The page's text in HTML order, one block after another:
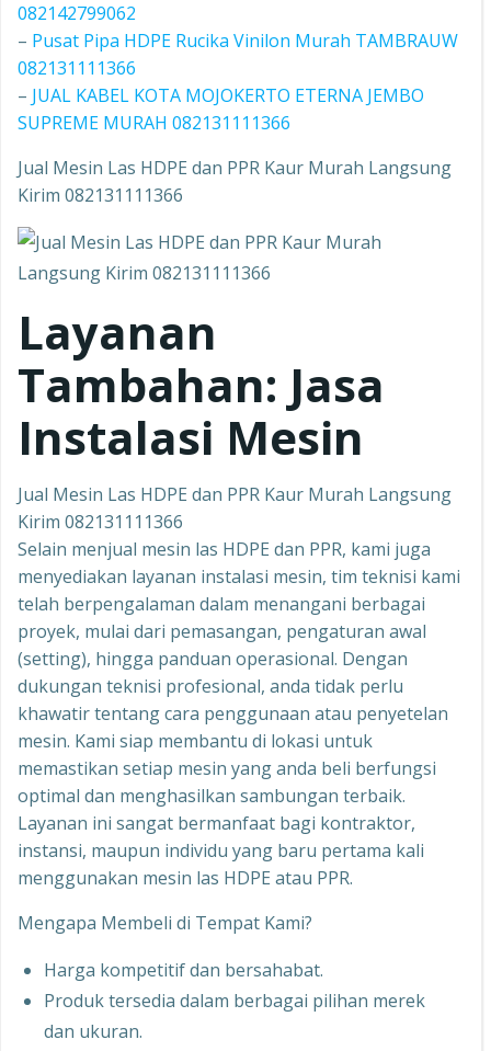
082142799062
– Pusat Pipa HDPE Rucika Vinilon Murah TAMBRAUW
082131111366
– JUAL KABEL KOTA MOJOKERTO ETERNA JEMBO
SUPREME MURAH 082131111366
Jual Mesin Las HDPE dan PPR Kaur Murah Langsung
Kirim 082131111366
Layanan
Tambahan: Jasa
Instalasi Mesin
Jual Mesin Las HDPE dan PPR Kaur Murah Langsung
Kirim 082131111366
Selain menjual mesin las HDPE dan PPR, kami juga
menyediakan layanan instalasi mesin, tim teknisi kami
telah berpengalaman dalam menangani berbagai
proyek, mulai dari pemasangan, pengaturan awal
(setting), hingga panduan operasional. Dengan
dukungan teknisi profesional, anda tidak perlu
khawatir tentang cara penggunaan atau penyetelan
mesin. Kami siap membantu di lokasi untuk
memastikan setiap mesin yang anda beli berfungsi
optimal dan menghasilkan sambungan terbaik.
Layanan ini sangat bermanfaat bagi kontraktor,
instansi, maupun individu yang baru pertama kali
menggunakan mesin las HDPE atau PPR.
Mengapa Membeli di Tempat Kami?
Harga kompetitif dan bersahabat.
Produk tersedia dalam berbagai pilihan merek
dan ukuran.